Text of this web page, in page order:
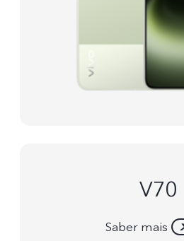
V70
Saber mais